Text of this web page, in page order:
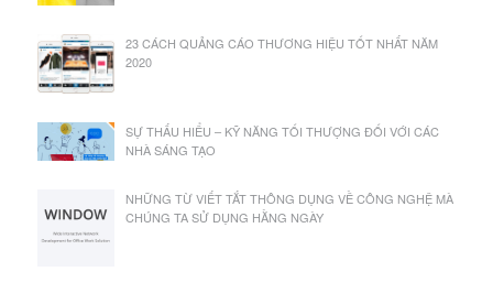
23 CÁCH QUẢNG CÁO THƯƠNG HIỆU TỐT NHẤT NĂM
2020
SỰ THẤU HIỂU – KỸ NĂNG TỐI THƯỢNG ĐỐI VỚI CÁC
NHÀ SÁNG TẠO
NHỮNG TỪ VIẾT TẮT THÔNG DỤNG VỀ CÔNG NGHỆ MÀ
CHÚNG TA SỬ DỤNG HẰNG NGÀY